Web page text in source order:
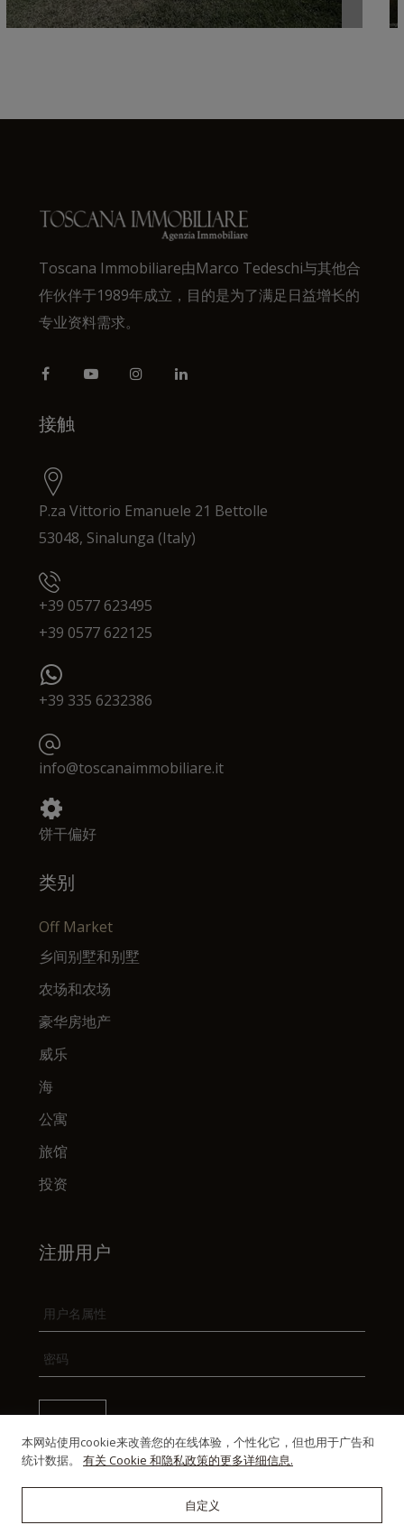
Toscana Immobiliare由Marco Tedeschi与其他合
作伙伴于1989年成立，目的是为了满足日益增长的
专业资料需求。
接触
P.za Vittorio Emanuele 21 Bettolle
53048, Sinalunga (Italy)
+39 0577 623495
+39 0577 622125
+39 335 6232386
info@toscanaimmobiliare.it
饼干偏好
类别
Off Market
乡间别墅和别墅
农场和农场
豪华房地产
威乐
海
公寓
旅馆
投资
注册用户
本网站使用cookie来改善您的在线体验，个性化它，但也用于广告和
统计数据。 有关 Cookie 和隐私政策的更多详细信息.
自定义